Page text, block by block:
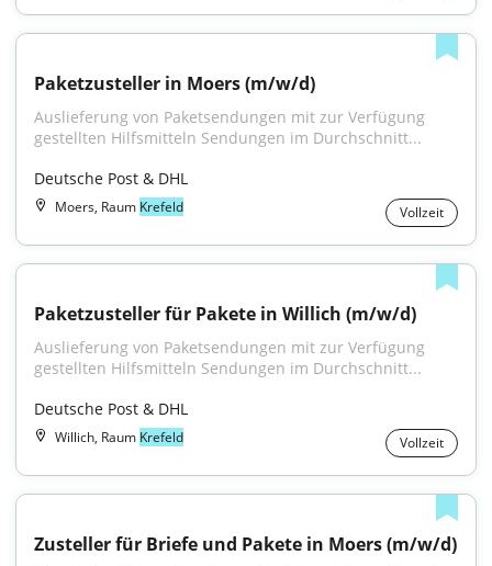
Paketzusteller in Moers (m/w/d)
Auslieferung von Paketsendungen mit zur Verfügung
gestellten Hilfsmitteln Sendungen im Durchschnitt...
Deutsche Post & DHL
Moers, Raum Krefeld Vollzeit
Paketzusteller für Pakete in Willich (m/w/d)
Auslieferung von Paketsendungen mit zur Verfügung
gestellten Hilfsmitteln Sendungen im Durchschnitt...
Deutsche Post & DHL
Willich, Raum Krefeld Vollzeit
Zusteller für Briefe und Pakete in Moers (m/w/d)